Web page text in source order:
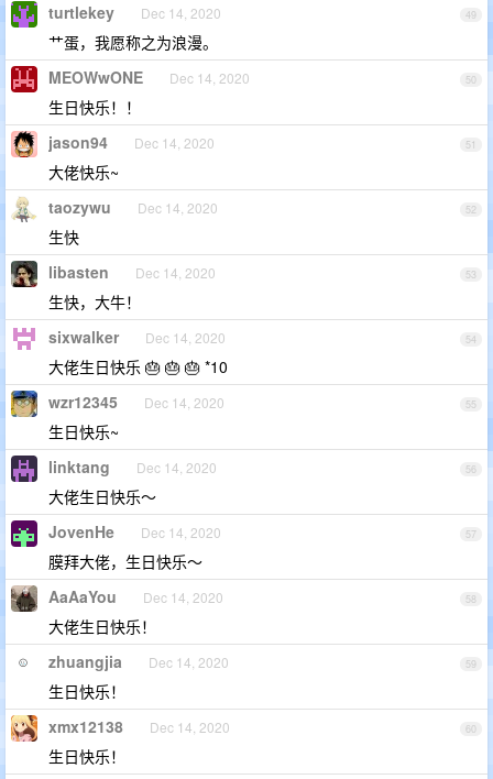
49
turtlekey Dec 14, 2020
艹蛋，我愿称之为浪漫。
50
MEOWwONE Dec 14, 2020
生日快乐！！
51
jason94 Dec 14, 2020
大佬快乐~
52
taozywu Dec 14, 2020
生快
53
libasten Dec 14, 2020
生快，大牛！
54
sixwalker Dec 14, 2020
大佬生日快乐 🎂 🎂 🎂 *10
55
wzr12345 Dec 14, 2020
生日快乐~
56
linktang Dec 14, 2020
大佬生日快乐～
57
JovenHe Dec 14, 2020
膜拜大佬，生日快乐～
58
AaAaYou Dec 14, 2020
大佬生日快乐！
59
zhuangjia Dec 14, 2020
生日快乐！
60
xmx12138 Dec 14, 2020
生日快乐！